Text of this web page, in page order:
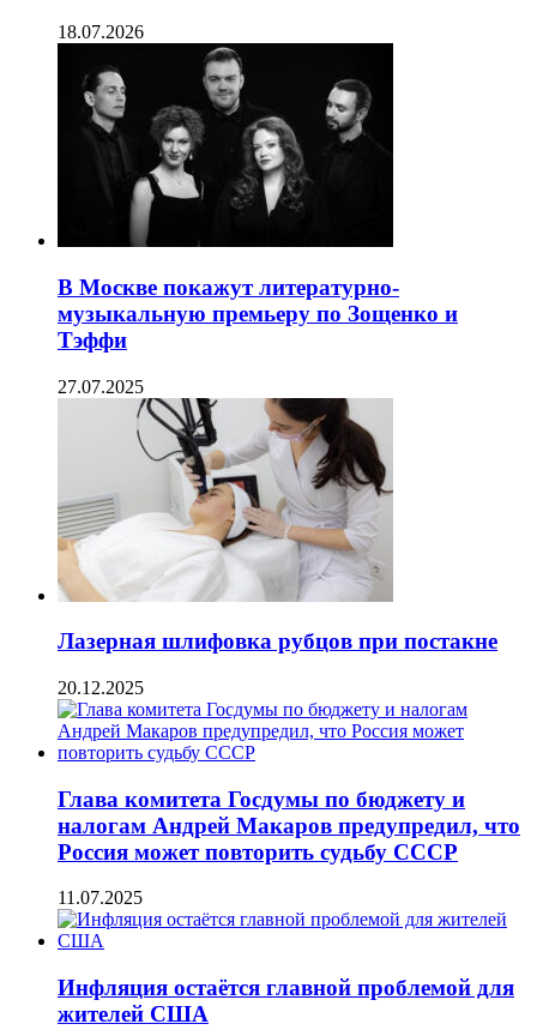
18.07.2026
В Москве покажут литературно-
музыкальную премьеру по Зощенко и
Тэффи
27.07.2025
Лазерная шлифовка рубцов при постакне
20.12.2025
Глава комитета Госдумы по бюджету и
налогам Андрей Макаров предупредил, что
Россия может повторить судьбу СССР
11.07.2025
Инфляция остаётся главной проблемой для
жителей США